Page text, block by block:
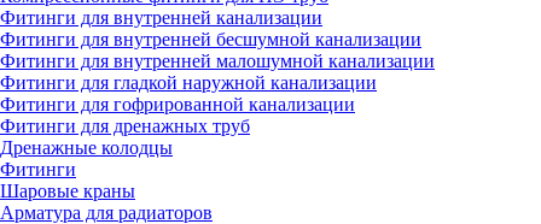
Фитинги для внутренней канализации
Фитинги для внутренней бесшумной канализации
Фитинги для внутренней малошумной канализации
Фитинги для гладкой наружной канализации
Фитинги для гофрированной канализации
Фитинги для дренажных труб
Дренажные колодцы
Фитинги
Шаровые краны
Арматура для радиаторов